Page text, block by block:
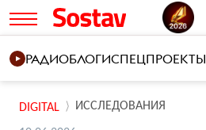
РАДИОБЛОГИСПЕЦПРОЕКТЫ
DIGITAL ИССЛЕДОВАНИЯ